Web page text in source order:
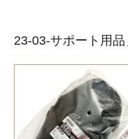
取扱メーカー
金井産業の強み
マルキン印
23-03-サポート用